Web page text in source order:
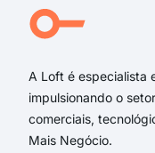
A Loft é especialista
impulsionando o
comerciais,
Mais Negócio.